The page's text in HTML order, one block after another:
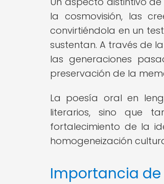
la cosmovisión, las
convirtiéndola en un
sustentan. A través de
las generaciones
preservación de la
La poesía oral en
literarios, sino que
fortalecimiento de la
homogeneización
Importancia